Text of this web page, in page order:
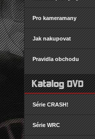
Pro kameramany
Jak nakupovat
Pravidla obchodu
Série CRASH!
Série WRC